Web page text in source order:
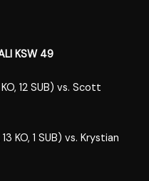
KSW 49
12 SUB) vs. Scott
KO, 1 SUB) vs. Krystian